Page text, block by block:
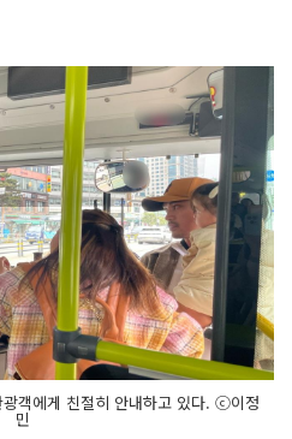
객에게 친절히 안내하고 있다. ⓒ이정
민